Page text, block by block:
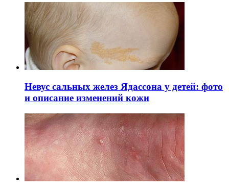
Невус сальных желез Ядассона у детей: фото
и описание изменений кожи